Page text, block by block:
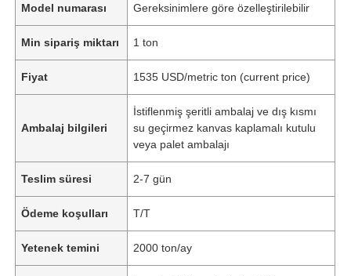
Model numarası Gereksinimlere göre özelleştirilebilir
Min sipariş miktarı 1 ton
Fiyat 1535 USD/metric ton (current price)
Ambalaj bilgileri
İstiflenmiş şeritli ambalaj ve dış kısmı
su geçirmez kanvas kaplamalı kutulu
veya palet ambalajı
Teslim süresi 2-7 gün
Ödeme koşulları T/T
Yetenek temini 2000 ton/ay